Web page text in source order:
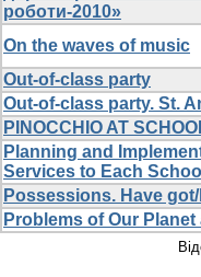
роботи-2010»
On the waves of music
Out-of-class party
Out-of-class party. St.
PINOCCHIO AT
Planning and
Services to Each
Possessions. Have
Problems of Our